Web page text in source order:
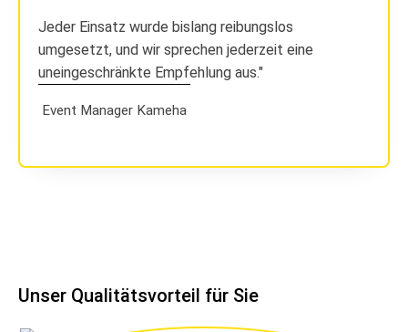
Jeder Einsatz wurde bislang reibungslos
umgesetzt, und wir sprechen jederzeit eine
uneingeschränkte Empfehlung aus.
Event Manager Kameha
Unser Qualitätsvorteil für Sie